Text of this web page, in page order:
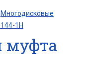
Многодисковые
1Н
муфта